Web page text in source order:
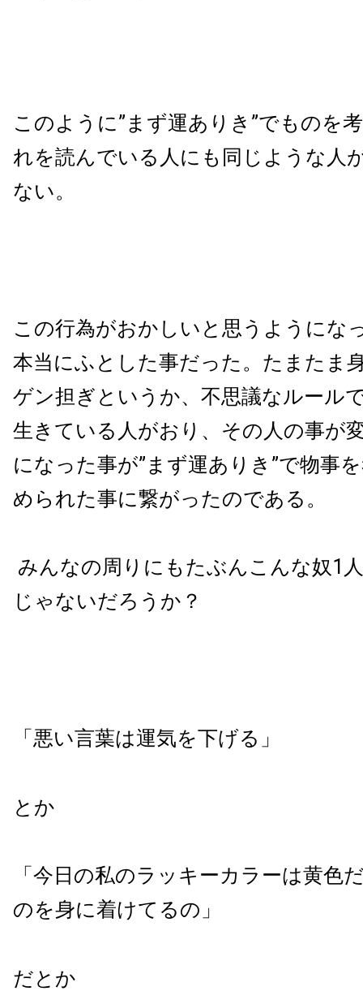
このように”まず運ありき”でものを
れを読んでいる人にも同じような人
ない。
この行為がおかしいと思うようにな
本当にふとした事だった。たまたま
ゲン担ぎというか、不思議なルール
生きている人がおり、その人の事が
になった事が”まず運ありき”で物事
められた事に繋がったのである。
みんなの周りにもたぶんこんな奴1
じゃないだろうか？
「悪い言葉は運気を下げる」
とか
「今日の私のラッキーカラーは黄色
のを身に着けてるの」
だとか